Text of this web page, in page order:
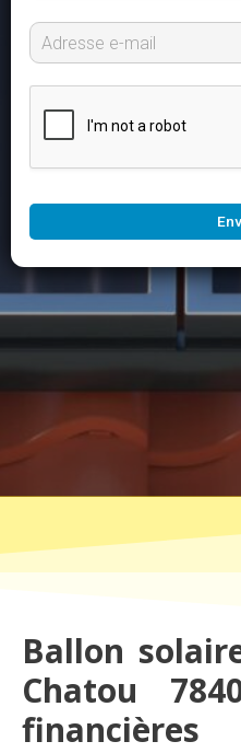
Ballon
Chatou
financières